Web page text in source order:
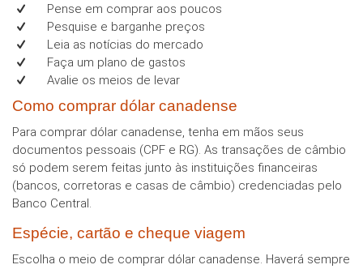
Pense em comprar aos poucos
Pesquise e barganhe preços
Leia as notícias do mercado
Faça um plano de gastos
Avalie os meios de levar
Como comprar dólar canadense
Para comprar dólar canadense, tenha em mãos seus
documentos pessoais (CPF e RG). As transações de câmbio
só podem serem feitas junto às instituições financeiras
(bancos, corretoras e casas de câmbio) credenciadas pelo
Banco Central.
Espécie, cartão e cheque viagem
Escolha o meio de comprar dólar canadense. Haverá sempre